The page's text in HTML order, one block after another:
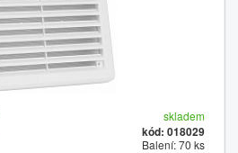
skladem
kód: 018029
Balení: 70 ks